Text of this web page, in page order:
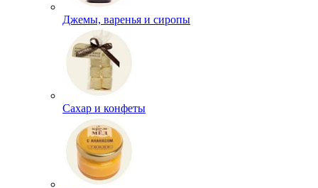
Джемы, варенья и сиропы
Сахар и конфеты